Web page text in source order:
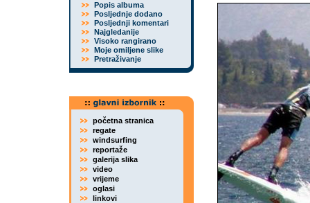
Popis albuma
Posljednje dodano
Posljednji komentari
Najgledanije
Visoko rangirano
Moje omiljene slike
Pretraživanje
početna stranica
regate
windsurfing
reportaže
galerija slika
video
vrijeme
oglasi
linkovi